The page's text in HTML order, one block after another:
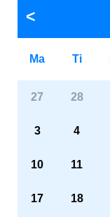
Ma Ti
27 28
3 4
10 11
17 18